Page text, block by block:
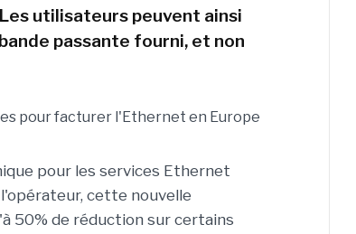
utilisateurs peuvent ainsi
passante fourni, et non
pour les services Ethernet
cette nouvelle
50% de réduction sur certains